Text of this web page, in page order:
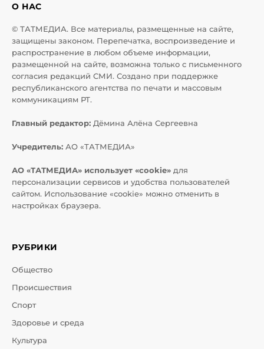
О НАС
© ТАТМЕДИА. Все материалы, размещенные на сайте,
защищены законом. Перепечатка, воспроизведение и
распространение в любом объеме информации,
размещенной на сайте, возможна только с письменного
согласия редакций СМИ. Создано при поддержке
республиканского агентства по печати и массовым
коммуникациям РТ.
Главный редактор: Дёмина Алёна Сергеевна
Учредитель: АО «ТАТМЕДИА»
АО «ТАТМЕДИА» использует «cookie» для
персонализации сервисов и удобства пользователей
сайтом. Использование «cookie» можно отменить в
настройках браузера.
РУБРИКИ
Общество
Происшествия
Спорт
Здоровье и среда
Культура